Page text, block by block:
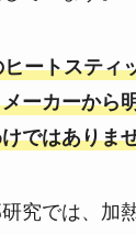
ートスティ
ーカーから
ではありま
究では、加